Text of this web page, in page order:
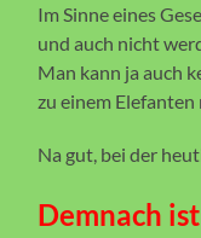
Im Sinne eines
und auch nicht
Man kann ja auch
zu einem Elefanten
Na gut, bei der
Demnach